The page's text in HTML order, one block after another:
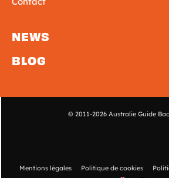
NEWS
BLOG
© 2011-2026 Australie Guide
Mentions légales Politique de cookies